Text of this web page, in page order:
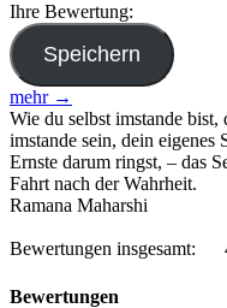
Ihre Bewertung:
mehr →
Wie du selbst imstande
imstande sein, dein eigenes
Ernste darum ringst, – das
Fahrt nach der Wahrheit.
Ramana Maharshi
Bewertungen insgesamt:
Bewertungen